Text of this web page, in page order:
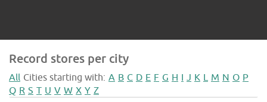
Record stores per city
All Cities starting with: A B C D E F G H I J K L M N O P
Q R S T U V W X Y Z